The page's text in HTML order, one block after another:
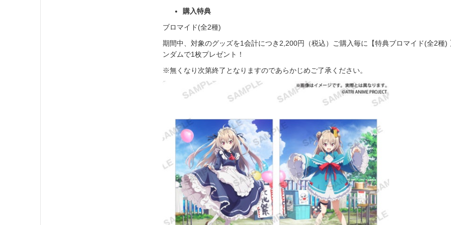
購入特典
ブロマイド(全2種)
期間中、対象のグッズを1会計につき2,200円（税込）ご購入毎に【特典ブロマイド(全2種)
ンダムで1枚プレゼント！
※無くなり次第終了となりますのであらかじめご了承ください。